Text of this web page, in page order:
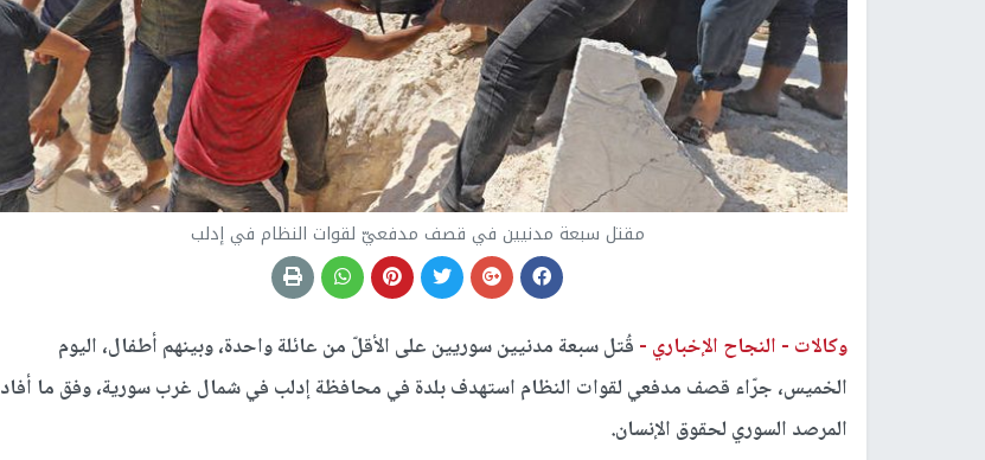
مقتل سبعة مدنيين في قصف مدفعيّ لقوات النظام في إدلب
وكالات - النجاح الإخباري - قُتل سبعة مدنيين سوريين على الأقلّ من عائلة واحدة، وبينهم أطفال، اليوم
الخميس، جرّاء قصف مدفعي لقوات النظام استهدف بلدة في محافظة إدلب في شمال غرب سورية، وفق ما أفاد
المرصد السوري لحقوق الإنسان.